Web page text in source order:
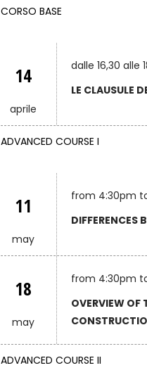
CORSO BASE
14
aprile
dalle 16,30 alle
LE CLAUSULE
ADVANCED COURSE I
11
may
from 4:30pm
DIFFERENCES
18
may
from 4:30pm
OVERVIEW OF
ADVANCED COURSE II